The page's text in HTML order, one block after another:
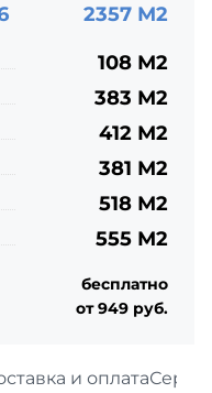
и оплата
2357 М2
108 М2
383 М2
412 М2
381 М2
518 М2
555 М2
бесплатно
от 949 руб.